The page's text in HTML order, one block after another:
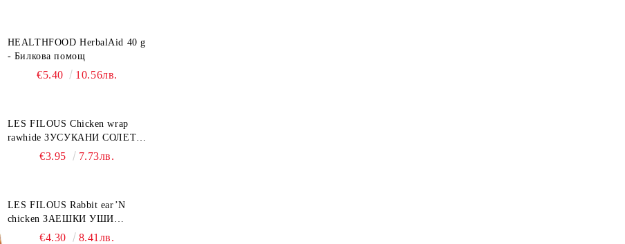
HEALTHFOOD HerbalAid 40 g
- Билкова помощ
€5.40 10.56лв.
LES FILOUS Chicken wrap
rawhide ЗУСУКАНИ СОЛЕТИ
С ПИЛЕШКО, лакомство за
€3.95 7.73лв.
LES FILOUS Rabbit ear’N
chicken ЗАЕШКИ УШИ
лакомство за куче, 50 г
€4.30 8.41лв.